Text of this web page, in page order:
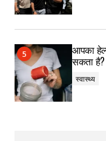
आपका
सकता
स्वास्थ्य